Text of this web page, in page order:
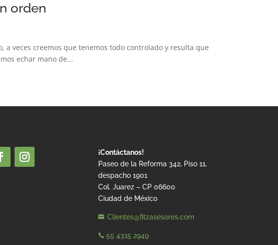
orden
veces creemos que tenemos todo controlado y resulta que
echar mano de...
¡Contáctanos!
Paseo de la Reforma 342, Piso 11,
despacho 1901
Col. Juarez – CP 06600
Ciudad de México
Clientes@fitzasesores.com
 55 4315 2949